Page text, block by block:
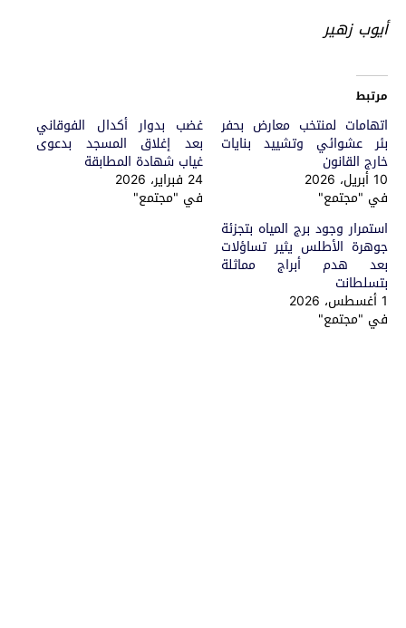
أيوب زهير
مرتبط
اتهامات لمنتخب معارض بحفر
بئر عشوائي وتشييد بنايات
خارج القانون
10 أبريل، 2026
في "مجتمع"
غضب بدوار أكدال الفوقاني
بعد إغلاق المسجد بدعوى
غياب شهادة المطابقة
24 فبراير، 2026
في "مجتمع"
استمرار وجود برج المياه بتجزئة
جوهرة الأطلس يثير تساؤلات
بعد هدم أبراج مماثلة
بتسلطانت
1 أغسطس، 2026
في "مجتمع"